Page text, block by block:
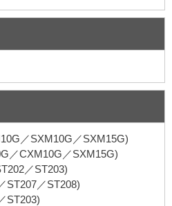
／SXM10G／SXM15G)
／CXM10G／SXM15G)
／ST203)
ST207／ST208)
ST203)